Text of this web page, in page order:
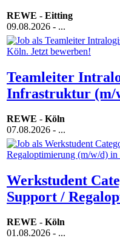
REWE - Eitting
09.08.2026 - ...
Teamleiter
Infrastruktur (m/
REWE - Köln
07.08.2026 - ...
Werkstudent
Support /
REWE - Köln
01.08.2026 - ...